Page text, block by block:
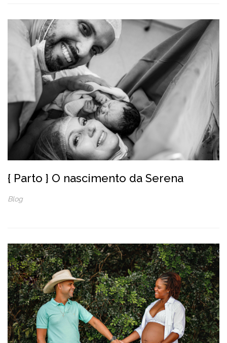
{ Parto } O nascimento da Serena
Blog